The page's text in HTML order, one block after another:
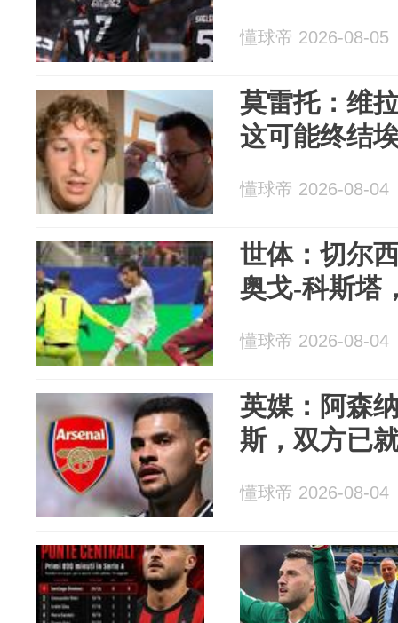
懂球帝 2026-08-05
莫雷托：维
这可能终结
懂球帝 2026-08-04
世体：切尔
奥戈-科斯塔
懂球帝 2026-08-04
英媒：阿森
斯，双方已
懂球帝 2026-08-04